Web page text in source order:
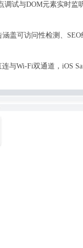
调试与DOM元素实时
盖可访问性检测、
与Wi-Fi双通道，iOS